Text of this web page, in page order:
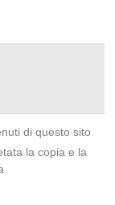
di questo sito
la copia e la